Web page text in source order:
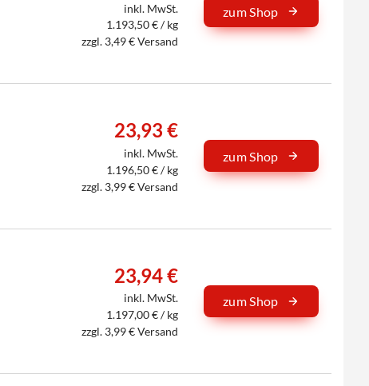
inkl. MwSt.
1.193,50 € / kg
zzgl. 3,49 € Versand
zum Shop
23,93 €
inkl. MwSt.
1.196,50 € / kg
zzgl. 3,99 € Versand
zum Shop
23,94 €
inkl. MwSt.
1.197,00 € / kg
zzgl. 3,99 € Versand
zum Shop